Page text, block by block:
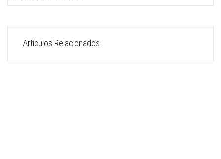
Artículos Relacionados